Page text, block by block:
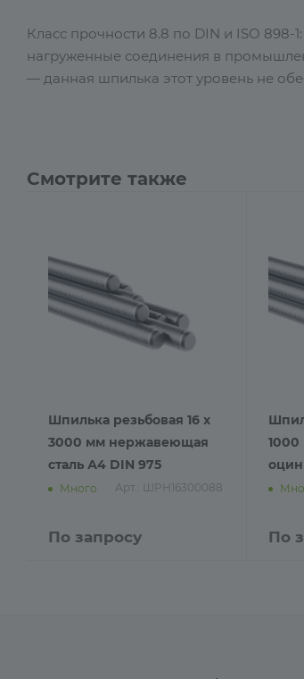
Класс прочности 8.8 по DIN и ISO
нагруженные соединения в
— данная шпилька этот уровень не
Смотрите также
Шпилька резьбовая 16 х
3000 мм нержавеющая
сталь А4 DIN 975
Много Арт.: ШРН16300088
По запросу По